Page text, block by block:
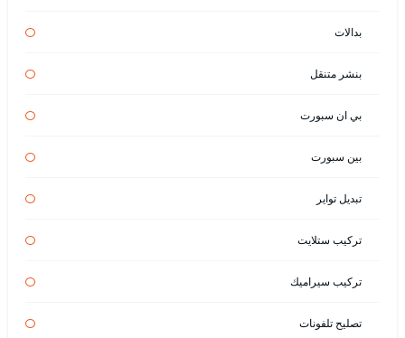
بدالات
بنشر متنقل
بي ان سبورت
بين سبورت
تبديل تواير
تركيب ستلايت
تركيب سيراميك
تصليح تلفونات